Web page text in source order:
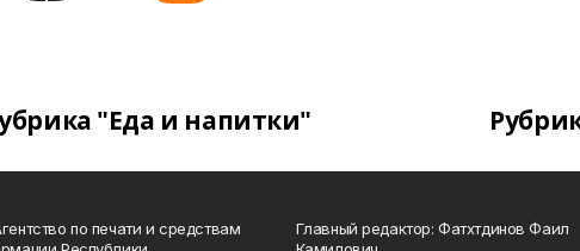
"Еда и напитки"
по печати и средствам
Главный редактор: Фатхтдинов Фаил